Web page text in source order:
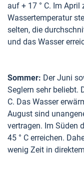
auf + 17 ° C. Im April
Wassertemperatur
selten, die
und das Wasser
Sommer: Der Juni
Seglern sehr beliebt.
C. Das Wasser
August sind
vertragen. Im Süden
45 ° C erreichen.
wenig Zeit in